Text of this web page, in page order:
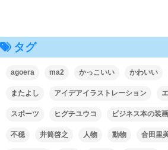
タグ
agoera ma2 かっこいい かわいい
またよし アイデアイラストレーション
スポーツ ヒグチユウコ ビジネス本の装画
不穏 井筒啓之 人物 動物 合田里